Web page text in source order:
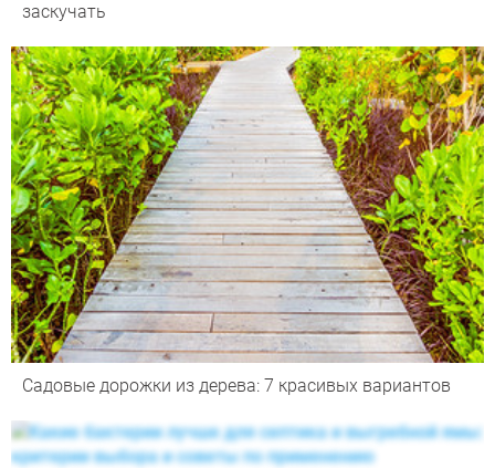
заскучать
Садовые дорожки из дерева: 7 красивых вариантов